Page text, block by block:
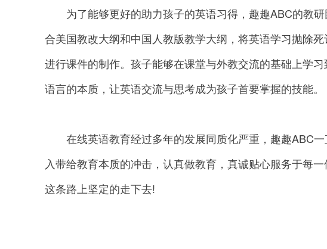
为了能够更好的助力孩子的英语习得，趣趣ABC的教研
合美国教改大纲和中国人教版教学大纲，将英语学习抛除
进行课件的制作。孩子能够在课堂与外教交流的基础上学
语言的本质，让英语交流与思考成为孩子首要掌握的技能。
在线英语教育经过多年的发展同质化严重，趣趣ABC一
入带给教育本质的冲击，认真做教育，真诚贴心服务于每
这条路上坚定的走下去!